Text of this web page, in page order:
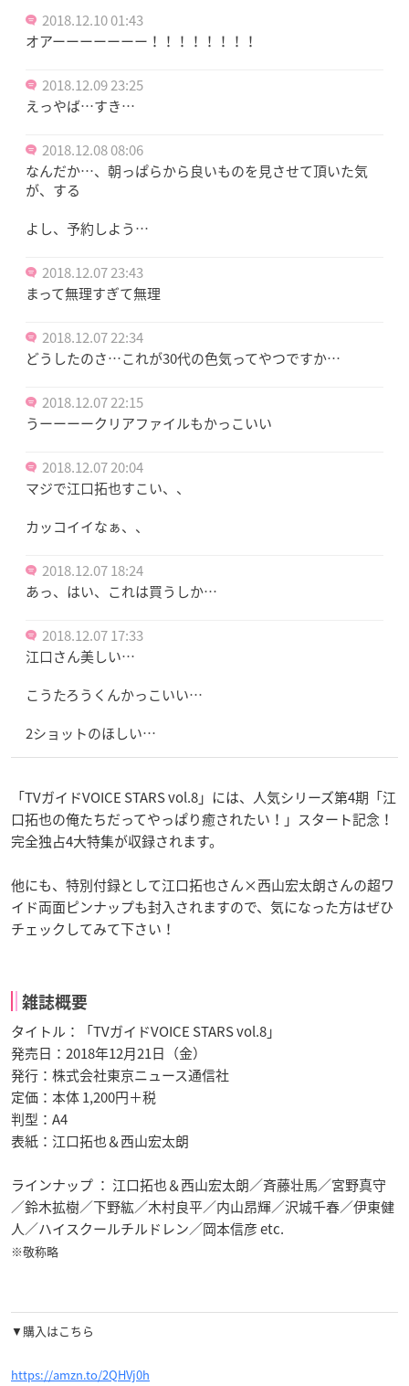
2018.12.10 01:43
オアーーーーーーー！！！！！！！！
2018.12.09 23:25
えっやば…すき…
2018.12.08 08:06
なんだか…、朝っぱらから良いものを見させて頂いた気
が、する
よし、予約しよう…
2018.12.07 23:43
まって無理すぎて無理
2018.12.07 22:34
どうしたのさ…これが30代の色気ってやつですか…
2018.12.07 22:15
うーーーークリアファイルもかっこいい
2018.12.07 20:04
マジで江口拓也すこい、、
カッコイイなぁ、、
2018.12.07 18:24
あっ、はい、これは買うしか…
2018.12.07 17:33
江口さん美しい…
こうたろうくんかっこいい…
2ショットのほしい…
「TVガイドVOICE STARS vol.8」には、人気シリーズ第4期「江
口拓也の俺たちだってやっぱり癒されたい！」スタート記念！
完全独占4大特集が収録されます。
他にも、特別付録として江口拓也さん×西山宏太朗さんの超ワ
イド両面ピンナップも封入されますので、気になった方はぜひ
チェックしてみて下さい！
雑誌概要
タイトル：「TVガイドVOICE STARS vol.8」
発売日：2018年12月21日（金）
発行：株式会社東京ニュース通信社
定価：本体 1,200円＋税
判型：A4
表紙：江口拓也＆西山宏太朗
ラインナップ ： 江口拓也＆西山宏太朗／斉藤壮馬／宮野真守
／鈴木拡樹／下野紘／木村良平／内山昂輝／沢城千春／伊東健
人／ハイスクールチルドレン／岡本信彦 etc.
※敬称略
▼購入はこちら
https://amzn.to/2QHVj0h